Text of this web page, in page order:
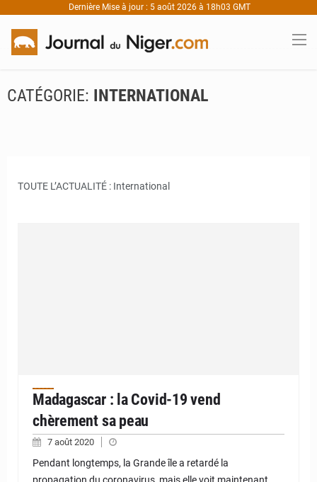
Dernière Mise à jour : 5 août 2026 à 18h03 GMT
CATÉGORIE: INTERNATIONAL
TOUTE L’ACTUALITÉ : International
Madagascar : la Covid-19 vend
chèrement sa peau
7 août 2020
Pendant longtemps, la Grande île a retardé la